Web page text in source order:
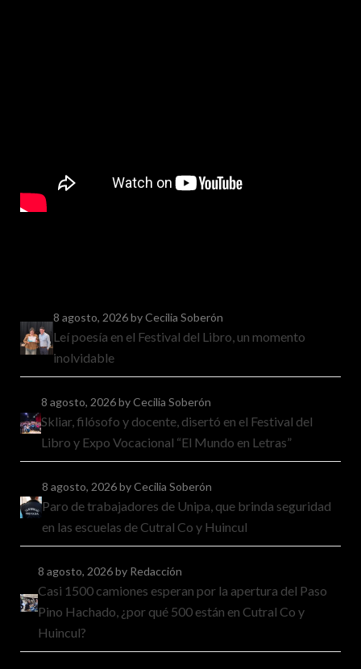
8 agosto, 2026by Cecilia Soberón
Leí poesía en el Festival del Libro, un momento
inolvidable
8 agosto, 2026by Cecilia Soberón
Skliar, filósofo y docente, disertó en el Festival del
Libro y Expo Vocacional “El Mundo en Letras”
8 agosto, 2026by Cecilia Soberón
Paro de trabajadores de Unipa, que brinda seguridad
en las escuelas de Cutral Co y Huincul
8 agosto, 2026by Redacción
Casi 1500 camiones esperan por la apertura del Paso
Pino Hachado, ¿por qué 500 están en Cutral Co y
Huincul?